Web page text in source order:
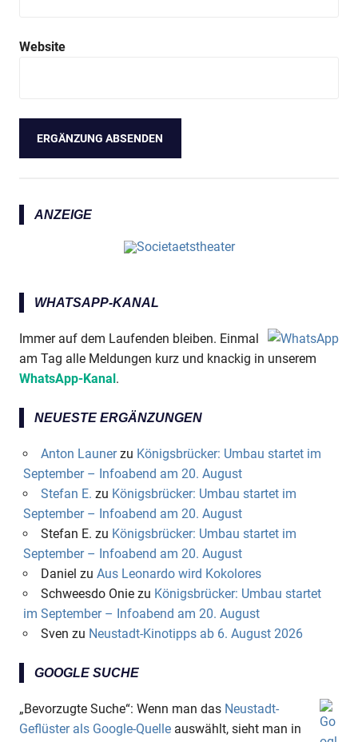
Website
ANZEIGE
WHATSAPP-KANAL
Immer auf dem Laufenden bleiben. Einmal
am Tag alle Meldungen kurz und knackig in unserem
WhatsApp-Kanal .
NEUESTE ERGÄNZUNGEN
Anton Launerzu Königsbrücker: Umbau startet im
September – Infoabend am 20. August
Stefan E. zu Königsbrücker: Umbau startet im
September – Infoabend am 20. August
Stefan E. zu Königsbrücker: Umbau startet im
September – Infoabend am 20. August
Daniel zu Aus Leonardo wird Kokolores
Schweesdo Oniezu Königsbrücker: Umbau startet
im September – Infoabend am 20. August
Sven zu Neustadt-Kinotipps ab 6. August 2026
GOOGLE SUCHE
„Bevorzugte Suche“: Wenn man das Neustadt-
Geflüster als Google-Quelle auswählt, sieht man in